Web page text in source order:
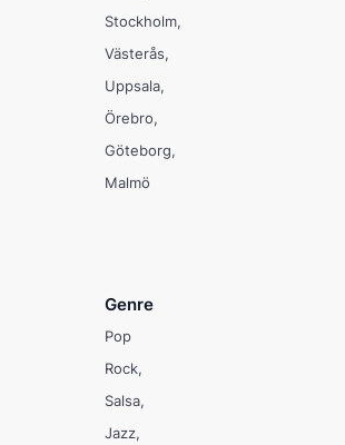
Stockholm
Västerås
Uppsala
Örebro
Göteborg
Malmö
Genre
Pop
Rock
Salsa
Jazz